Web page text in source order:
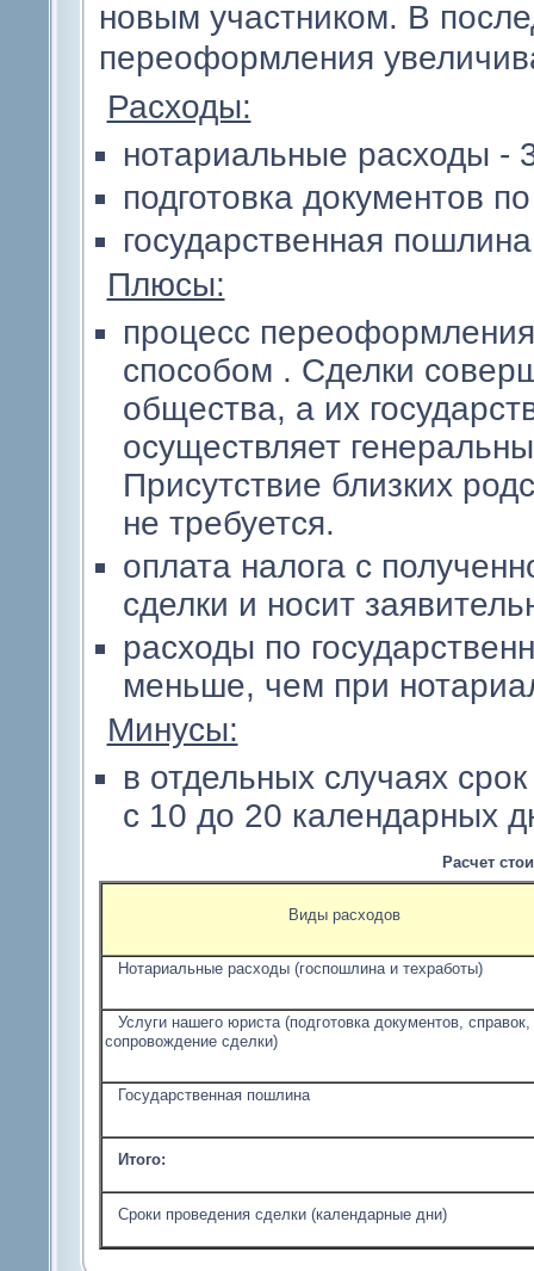
новым участником. В
переоформления
Расходы:
нотариальные расходы -
подготовка документов
государственная
Плюсы:
процесс
способом . Сделки
общества, а их
осуществляет
Присутствие близких
не требуется.
оплата налога с
сделки и носит
расходы по
меньше, чем при
Минусы:
в отдельных случаях
с 10 до 20 календарных
Расчет
Виды расходов
Нотариальные расходы (госпошлина и техработы)
Услуги нашего юриста (подготовка документов, справок,
сопровождение сделки)
Государственная пошлина
Итого:
Сроки проведения сделки (календарные дни)